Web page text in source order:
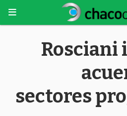
Rosciani
sectores